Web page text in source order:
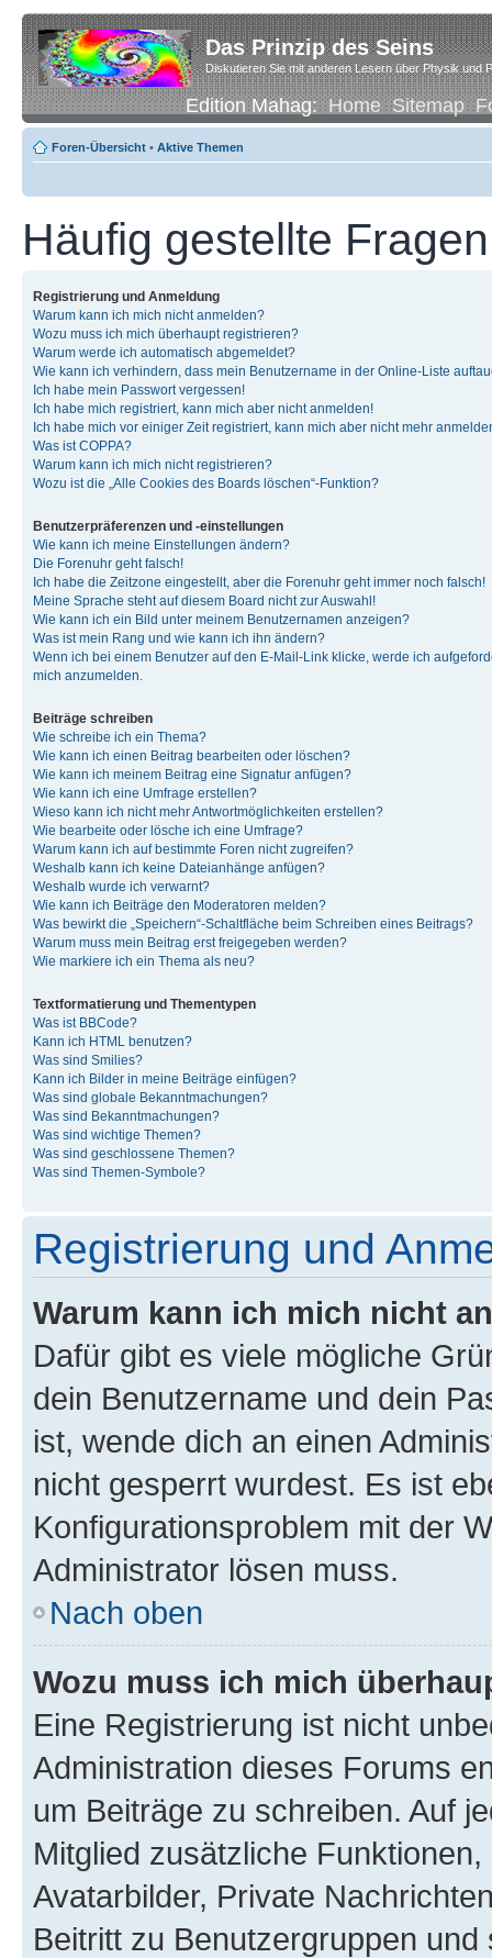
Das Prinzip des Seins
Diskutieren Sie mit anderen Lesern über Physik und
Edition Mahag:Home Sitemap
Foren-Übersicht • Aktive Themen
Häufig gestellte Fragen
Registrierung und Anmeldung
Warum kann ich mich nicht anmelden?
Wozu muss ich mich überhaupt registrieren?
Warum werde ich automatisch abgemeldet?
Wie kann ich verhindern, dass mein Benutzername in der Online-Liste
Ich habe mein Passwort vergessen!
Ich habe mich registriert, kann mich aber nicht anmelden!
Ich habe mich vor einiger Zeit registriert, kann mich aber nicht mehr
Was ist COPPA?
Warum kann ich mich nicht registrieren?
Wozu ist die „Alle Cookies des Boards löschen“-Funktion?
Benutzerpräferenzen und -einstellungen
Wie kann ich meine Einstellungen ändern?
Die Forenuhr geht falsch!
Ich habe die Zeitzone eingestellt, aber die Forenuhr geht immer noch falsch!
Meine Sprache steht auf diesem Board nicht zur Auswahl!
Wie kann ich ein Bild unter meinem Benutzernamen anzeigen?
Was ist mein Rang und wie kann ich ihn ändern?
Wenn ich bei einem Benutzer auf den E-Mail-Link klicke, werde ich
mich anzumelden.
Beiträge schreiben
Wie schreibe ich ein Thema?
Wie kann ich einen Beitrag bearbeiten oder löschen?
Wie kann ich meinem Beitrag eine Signatur anfügen?
Wie kann ich eine Umfrage erstellen?
Wieso kann ich nicht mehr Antwortmöglichkeiten erstellen?
Wie bearbeite oder lösche ich eine Umfrage?
Warum kann ich auf bestimmte Foren nicht zugreifen?
Weshalb kann ich keine Dateianhänge anfügen?
Weshalb wurde ich verwarnt?
Wie kann ich Beiträge den Moderatoren melden?
Was bewirkt die „Speichern“-Schaltfläche beim Schreiben eines Beitrags?
Warum muss mein Beitrag erst freigegeben werden?
Wie markiere ich ein Thema als neu?
Textformatierung und Thementypen
Was ist BBCode?
Kann ich HTML benutzen?
Was sind Smilies?
Kann ich Bilder in meine Beiträge einfügen?
Was sind globale Bekanntmachungen?
Was sind Bekanntmachungen?
Was sind wichtige Themen?
Was sind geschlossene Themen?
Was sind Themen-Symbole?
Registrierung und
Warum kann ich mich nicht
Dafür gibt es viele mögliche
dein Benutzername und dein
ist, wende dich an einen
nicht gesperrt wurdest. Es ist
Konfigurationsproblem mit der
Administrator lösen muss.
Nach oben
Wozu muss ich mich
Eine Registrierung ist nicht
Administration dieses Forums
um Beiträge zu schreiben. Auf
Mitglied zusätzliche
Avatarbilder, Private
Beitritt zu Benutzergruppen